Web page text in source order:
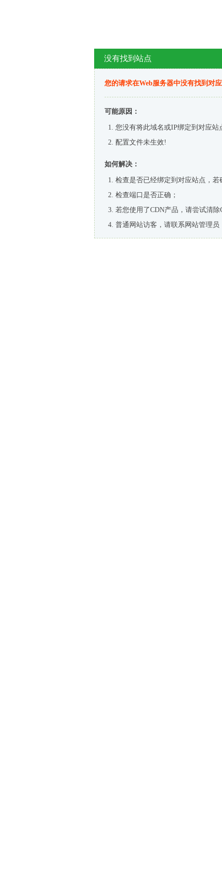
没有找到站点
您的请求在Web服务器中没有找到对
可能原因：
您没有将此域名或IP绑定到对应站
配置文件未生效!
如何解决：
检查是否已经绑定到对应站点，
检查端口是否正确；
若您使用了CDN产品，请尝试清除
普通网站访客，请联系网站管理员